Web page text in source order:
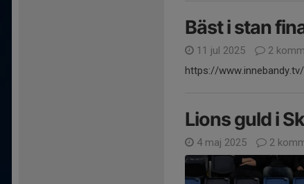
Bäst i stan
11 jul 2025
2
https://
Lions guld i
4 maj 2025 2